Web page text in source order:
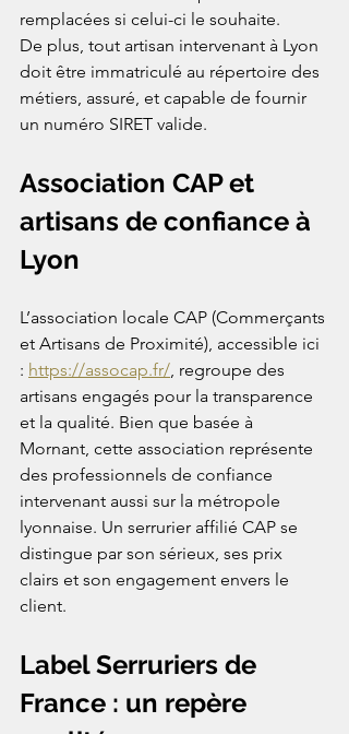
remplacées si celui-ci le souhaite.
De plus, tout artisan intervenant à Lyon
doit être immatriculé au répertoire des
métiers, assuré, et capable de fournir
un numéro SIRET valide.
Association CAP et
artisans de confiance à
Lyon
L’association locale CAP (Commerçants
et Artisans de Proximité), accessible ici
: https://assocap.fr/ , regroupe des
artisans engagés pour la transparence
et la qualité. Bien que basée à
Mornant, cette association représente
des professionnels de confiance
intervenant aussi sur la métropole
lyonnaise. Un serrurier affilié CAP se
distingue par son sérieux, ses prix
clairs et son engagement envers le
client.
Label Serruriers de
France : un repère